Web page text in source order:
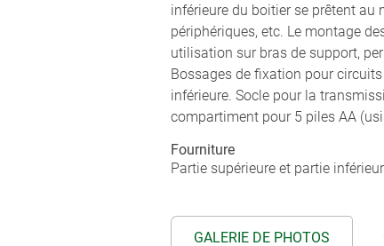
inférieure du boitier se prêtent au
périphériques, etc. Le montage
utilisation sur bras de support,
Bossages de fixation pour
inférieure. Socle pour la
compartiment pour 5 piles AA
Fourniture
Partie supérieure et partie
GALERIE DE PHOTOS